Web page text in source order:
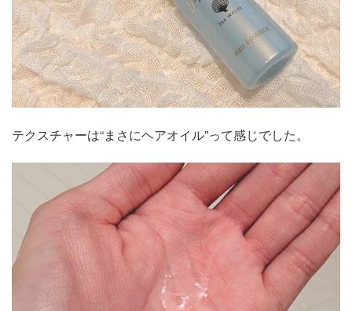
テクスチャーは“まさにヘアオイル”って感じでした。